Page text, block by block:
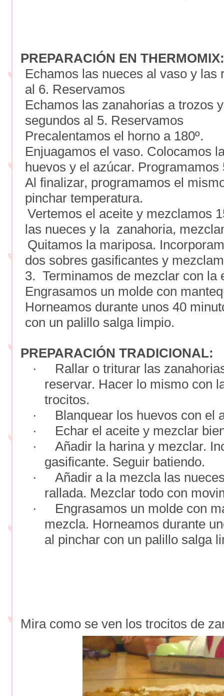
PREPARACIÓN EN THERMOMIX:
Echamos las nueces al vaso y las
al 6. Reservamos
Echamos las zanahorias a trozos
segundos al 5. Reservamos
Precalentamos el horno a 180º.
Enjuagamos el vaso. Colocamos
huevos y el azúcar.
Al finalizar, programamos el
pinchar temperatura.
Vertemos el aceite y mezclamos
las nueces y la zanahoria,
Quitamos la mariposa.
dos sobres gasificantes y
3. Terminamos de mezclar con la
Engrasamos un molde con
Horneamos durante unos 40
con un palillo salga limpio.
PREPARACIÓN TRADICIONAL:
·
Rallar o triturar las
reservar. Hacer lo mismo con
trocitos.
·
Blanquear los huevos con el
·
Echar el aceite y mezclar
·
Añadir la harina y mezclar.
gasificante. Seguir batiendo.
·
Añadir a la mezcla las
rallada. Mezclar todo con
·
Engrasamos un molde con
mezcla. Horneamos durante
al pinchar con un palillo salga
Mira como se ven los trocitos de